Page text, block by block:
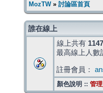
MozTW» 討論區首頁
誰在線上
線上共有 1147
最高線上人數
註冊會員：
顏色說明 :: 管